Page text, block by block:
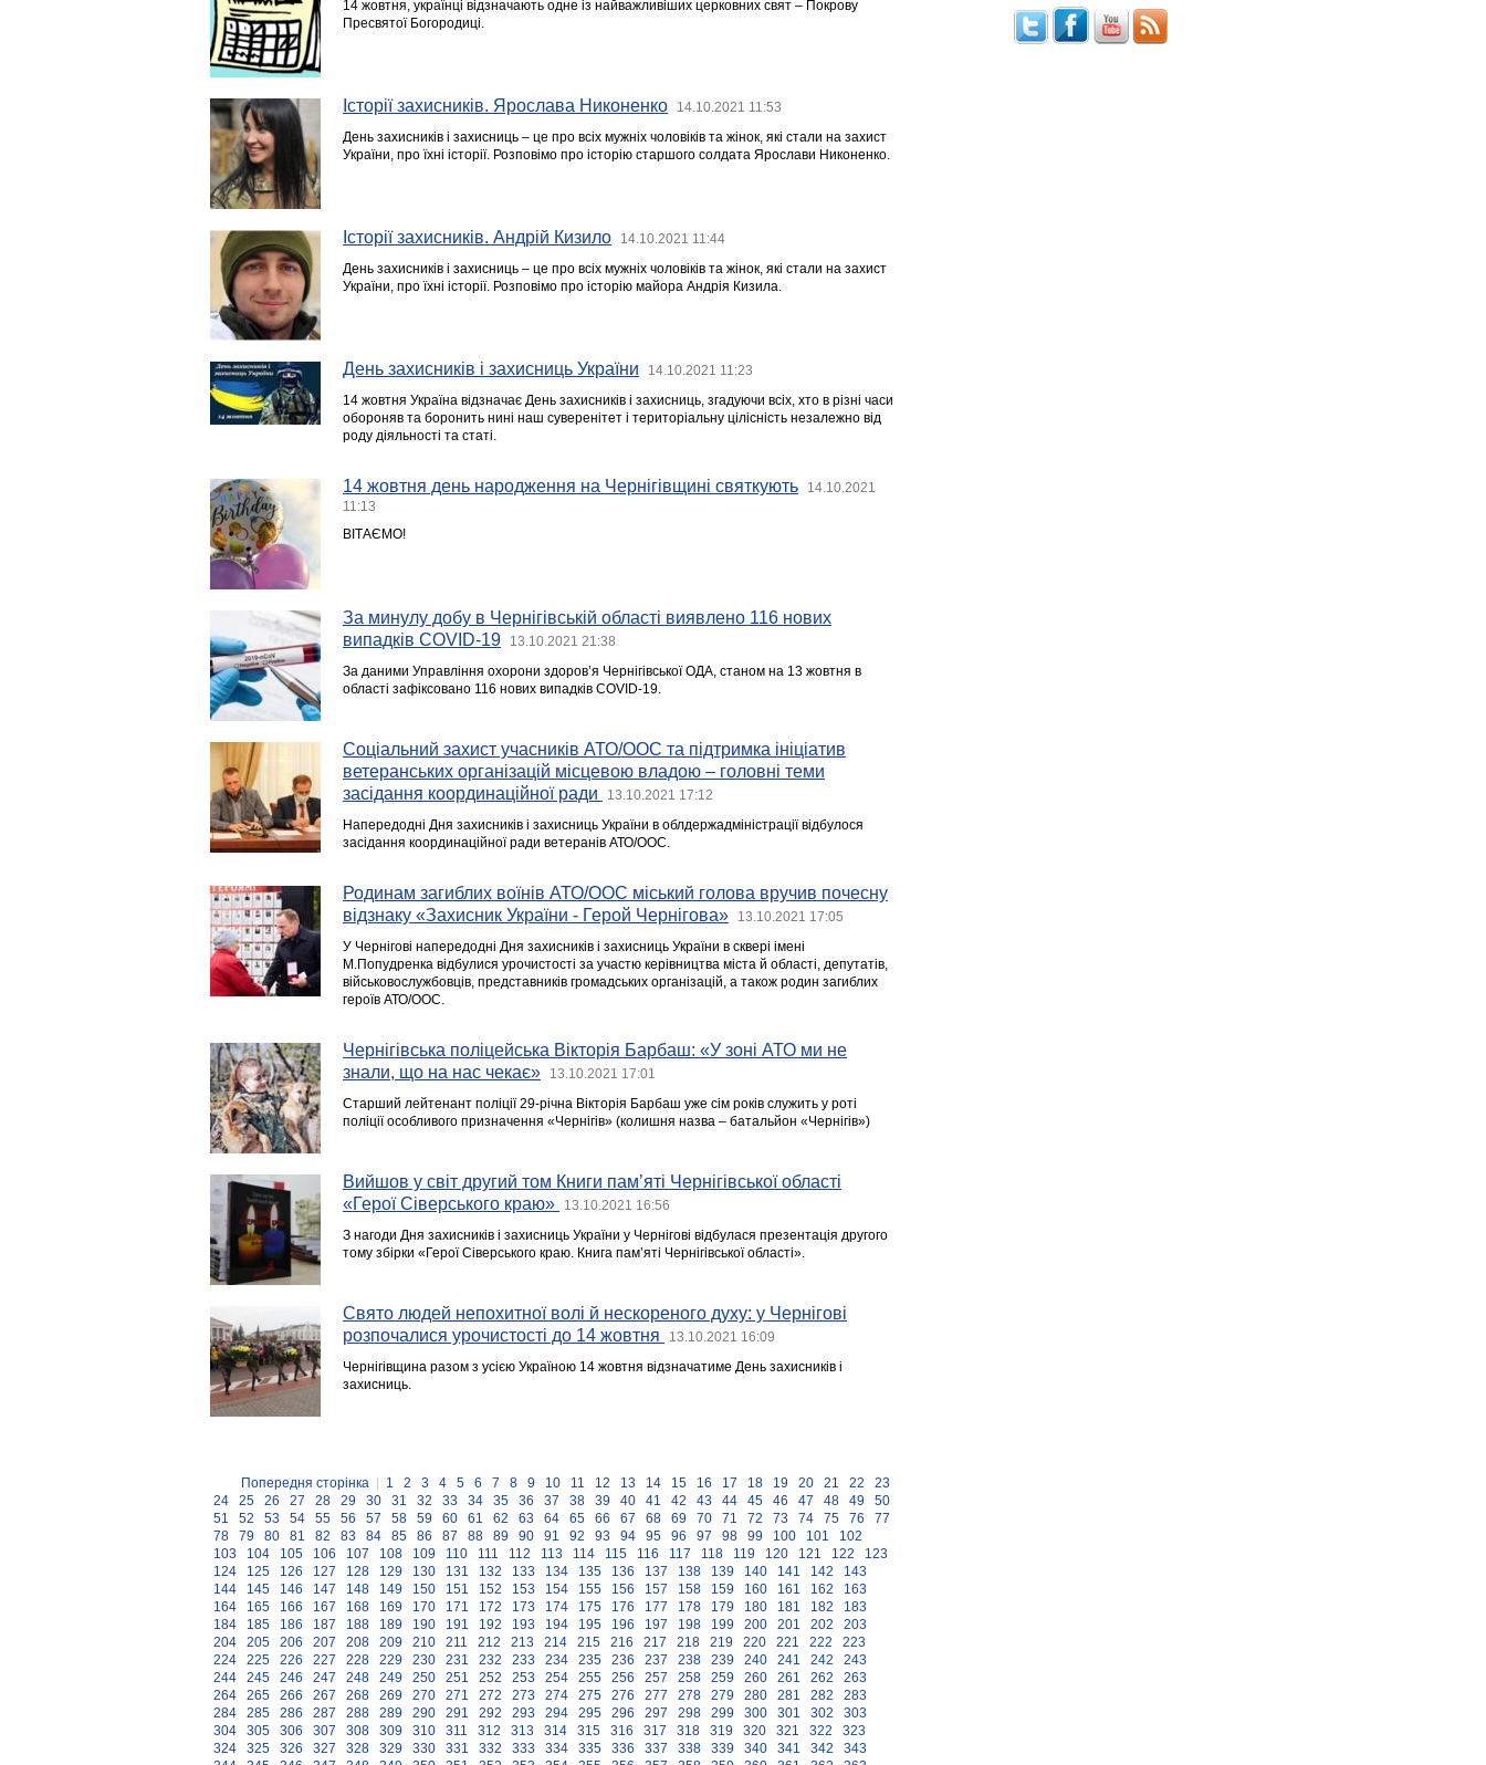
14 жовтня, українці відзначають одне із найважливіших церковних свят – Покрову
Пресвятої Богородиці.
Історії захисників. Ярослава Никоненко 14.10.2021 11:53
День захисників і захисниць – це про всіх мужніх чоловіків та жінок, які стали на захист
України, про їхні історії. Розповімо про історію старшого солдата Ярослави Никоненко.
Історії захисників. Андрій Кизило 14.10.2021 11:44
День захисників і захисниць – це про всіх мужніх чоловіків та жінок, які стали на захист
України, про їхні історії. Розповімо про історію майора Андрія Кизила.
День захисників і захисниць України 14.10.2021 11:23
14 жовтня Україна відзначає День захисників і захисниць, згадуючи всіх, хто в різні часи
обороняв та боронить нині наш суверенітет і територіальну цілісність незалежно від
роду діяльності та статі.
14 жовтня день народження на Чернігівщині святкують
14.10.2021
11:13
ВІТАЄМО!
За минулу добу в Чернігівській області виявлено 116 нових
випадків COVID-19
13.10.2021 21:38
За даними Управління охорони здоров’я Чернігівської ОДА, станом на 13 жовтня в
області зафіксовано 116 нових випадків COVID-19.
Соціальний захист учасників АТО/ООС та підтримка ініціатив
ветеранських організацій місцевою владою – головні теми
засідання координаційної ради
13.10.2021 17:12
Напередодні Дня захисників і захисниць України в облдержадміністрації відбулося
засідання координаційної ради ветеранів АТО/ООС.
Родинам загиблих воїнів АТО/ООС міський голова вручив почесну
відзнаку «Захисник України - Герой Чернігова»
13.10.2021 17:05
У Чернігові напередодні Дня захисників і захисниць України в сквері імені
М.Попудренка відбулися урочистості за участю керівництва міста й області, депутатів,
військовослужбовців, представників громадських організацій, а також родин загиблих
героїв АТО/ООС.
Чернігівська поліцейська Вікторія Барбаш: «У зоні АТО ми не
знали, що на нас чекає»
13.10.2021 17:01
Старший лейтенант поліції 29-річна Вікторія Барбаш уже сім років служить у роті
поліції особливого призначення «Чернігів» (колишня назва – батальйон «Чернігів»)
Вийшов у світ другий том Книги пам’яті Чернігівської області
«Герої Сіверського краю»
13.10.2021 16:56
З нагоди Дня захисників і захисниць України у Чернігові відбулася презентація другого
тому збірки «Герої Сіверського краю. Книга пам’яті Чернігівської області».
Свято людей непохитної волі й нескореного духу: у Чернігові
розпочалися урочистості до 14 жовтня
13.10.2021 16:09
Чернігівщина разом з усією Україною 14 жовтня відзначатиме День захисників і
захисниць.
Попередня сторінка 1 2 3 4 5 6 7 8 9 10 11 12 13 14 15 16 17 18 19 20 21 22
23
24
25 26 27 28 29 30 31 32 33 34 35 36 37 38 39 40 41 42 43 44 45 46 47 48 49
50
51
52 53 54 55 56 57 58 59 60 61 62 63 64 65 66 67 68 69 70 71 72 73 74 75 76
77
78
79 80 81 82 83 84 85 86 87 88 89 90 91 92 93 94 95 96 97 98 99 100 101
102
103
104 105 106 107 108 109 110 111 112 113 114 115 116 117 118 119 120 121 122
123
124
125 126 127 128 129 130 131 132 133 134 135 136 137 138 139 140 141 142
143
144
145 146 147 148 149 150 151 152 153 154 155 156 157 158 159 160 161 162
163
164
165 166 167 168 169 170 171 172 173 174 175 176 177 178 179 180 181 182
183
184
185 186 187 188 189 190 191 192 193 194 195 196 197 198 199 200 201 202
203
204
205 206 207 208 209 210 211 212 213 214 215 216 217 218 219 220 221 222
223
224
225 226 227 228 229 230 231 232 233 234 235 236 237 238 239 240 241 242
243
244
245 246 247 248 249 250 251 252 253 254 255 256 257 258 259 260 261 262
263
264
265 266 267 268 269 270 271 272 273 274 275 276 277 278 279 280 281 282
283
284
285 286 287 288 289 290 291 292 293 294 295 296 297 298 299 300 301 302
303
304
305 306 307 308 309 310 311 312 313 314 315 316 317 318 319 320 321 322
323
324
325 326 327 328 329 330 331 332 333 334 335 336 337 338 339 340 341 342
343